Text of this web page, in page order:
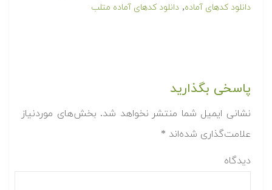
دانلود کدهای آماده, دانلود کدهای آماده متلب
پاسخی بگذارید
نشانی ایمیل شما منتشر نخواهد شد. بخش‌های موردنیاز
علامت‌گذاری شده‌اند *
دیدگاه